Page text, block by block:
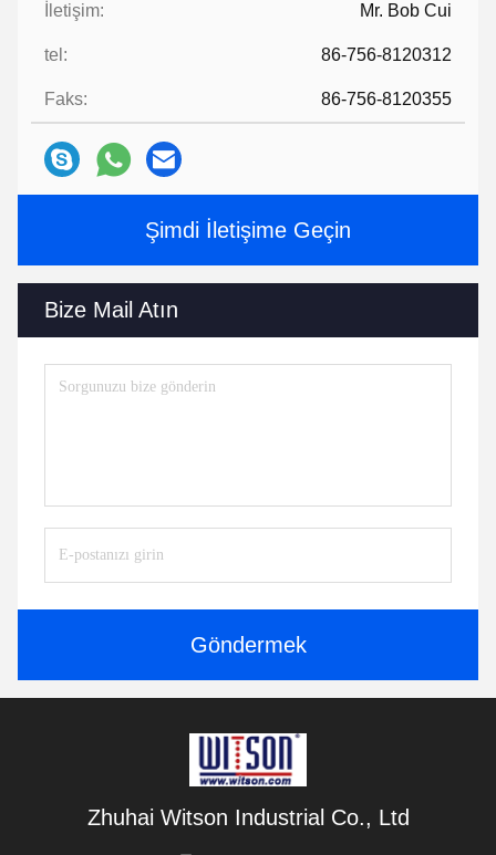
İletişim: Mr. Bob Cui
tel: 86-756-8120312
Faks: 86-756-8120355
Şimdi İletişime Geçin
Bize Mail Atın
Göndermek
Zhuhai Witson Industrial Co., Ltd